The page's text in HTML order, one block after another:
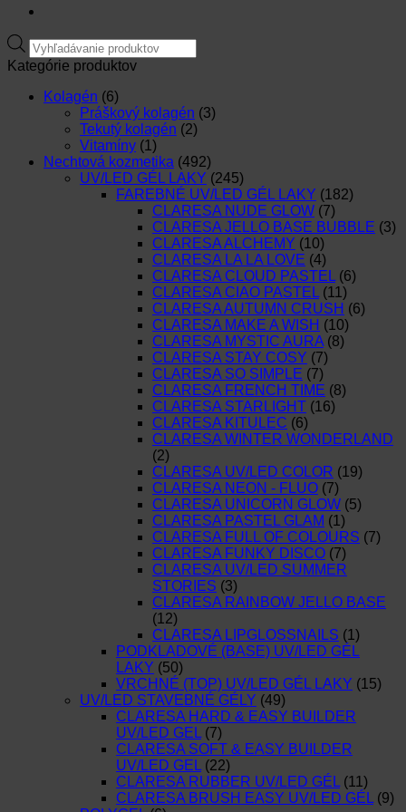
Products
search
Kategórie produktov
Kolagén (6)
Práškový kolagén (3)
Tekutý kolagén (2)
Vitamíny (1)
Nechtová kozmetika (492)
UV/LED GÉL LAKY (245)
FAREBNÉ UV/LED GÉL LAKY (182)
CLARESA NUDE GLOW (7)
CLARESA JELLO BASE BUBBLE (3)
CLARESA ALCHEMY (10)
CLARESA LA LA LOVE (4)
CLARESA CLOUD PASTEL (6)
CLARESA CIAO PASTEL (11)
CLARESA AUTUMN CRUSH (6)
CLARESA MAKE A WISH (10)
CLARESA MYSTIC AURA (8)
CLARESA STAY COSY (7)
CLARESA SO SIMPLE (7)
CLARESA FRENCH TIME (8)
CLARESA STARLIGHT (16)
CLARESA KITULEC (6)
CLARESA WINTER WONDERLAND
(2)
CLARESA UV/LED COLOR (19)
CLARESA NEON - FLUO (7)
CLARESA UNICORN GLOW (5)
CLARESA PASTEL GLAM (1)
CLARESA FULL OF COLOURS (7)
CLARESA FUNKY DISCO (7)
CLARESA UV/LED SUMMER
STORIES (3)
CLARESA RAINBOW JELLO BASE
(12)
CLARESA LIPGLOSSNAILS (1)
PODKLADOVÉ (BASE) UV/LED GÉL
LAKY (50)
VRCHNÉ (TOP) UV/LED GÉL LAKY (15)
UV/LED STAVEBNÉ GÉLY (49)
CLARESA HARD & EASY BUILDER
UV/LED GEL (7)
CLARESA SOFT & EASY BUILDER
UV/LED GEL (22)
CLARESA RUBBER UV/LED GÉL (11)
CLARESA BRUSH EASY UV/LED GÉL (9)